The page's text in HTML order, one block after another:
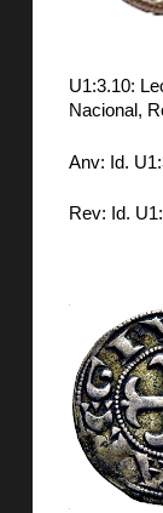
U1:3.10:
Nacional,
Anv: Id.
Rev: Id.